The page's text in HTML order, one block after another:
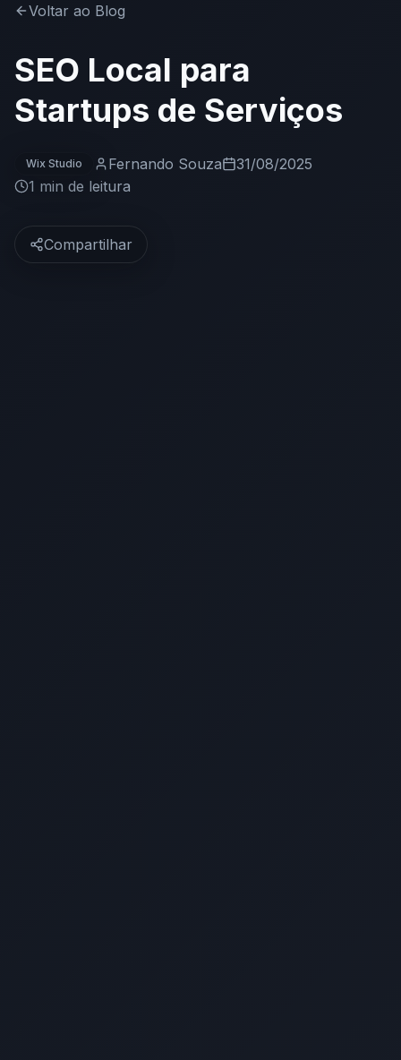
Voltar ao Blog
SEO Local para
Startups de Serviços
Wix Studio Fernando Souza
31/08/2025
1 min de leitura
Compartilhar